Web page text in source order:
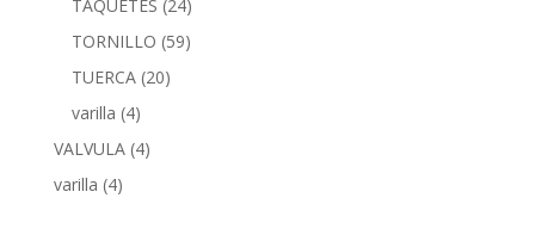
TAQUETES (24)
TORNILLO (59)
TUERCA (20)
varilla (4)
VALVULA (4)
varilla (4)